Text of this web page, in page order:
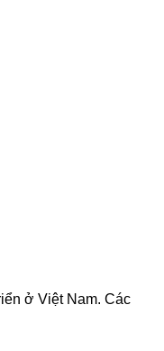
ở Việt Nam. Các